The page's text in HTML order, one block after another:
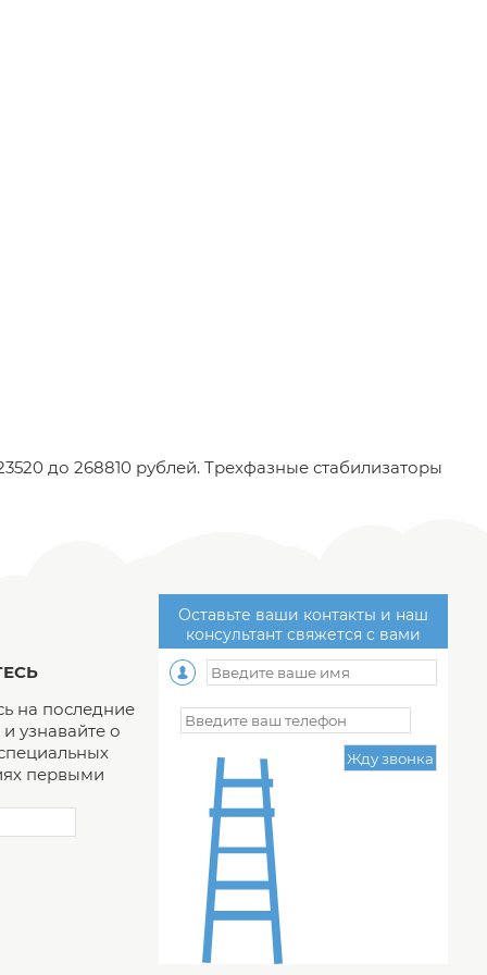
до 268810 рублей. Трехфазные стабилизаторы
на последние
узнавайте о
первыми
Оставьте ваши контакты и наш
консультант свяжется с вами